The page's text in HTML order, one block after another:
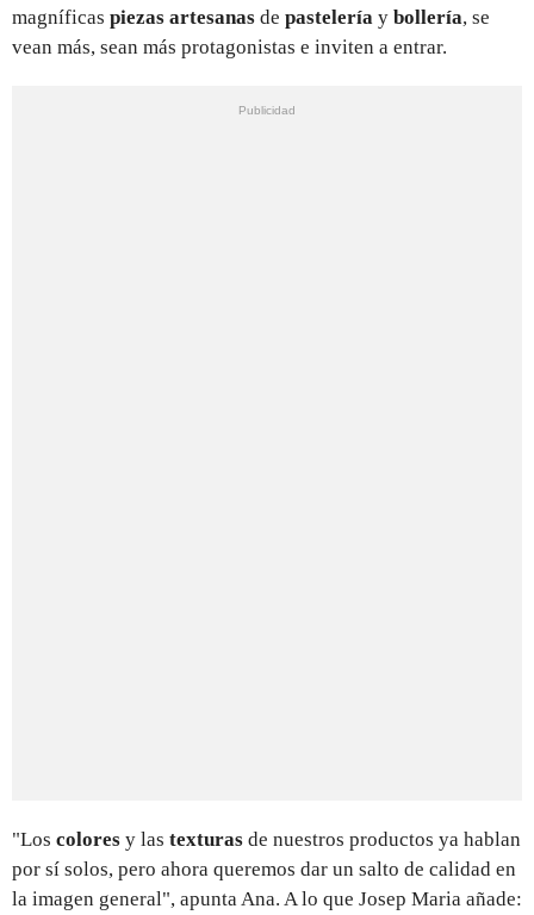
magníficas piezas artesanas de pastelería y bollería, se
vean más, sean más protagonistas e inviten a entrar.
"Los colores y las texturas de nuestros productos ya hablan
por sí solos, pero ahora queremos dar un salto de calidad en
la imagen general", apunta Ana. A lo que Josep Maria añade: